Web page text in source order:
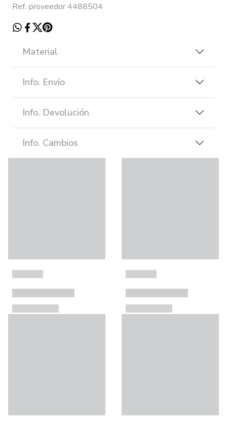
Ref. proveedor 4488504
Material
Info. Envío
Info. Devolución
Info. Cambios